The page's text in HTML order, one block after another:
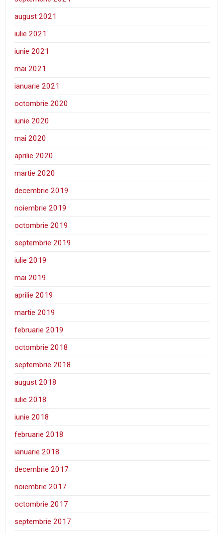
august 2021
iulie 2021
iunie 2021
mai 2021
ianuarie 2021
octombrie 2020
iunie 2020
mai 2020
aprilie 2020
martie 2020
decembrie 2019
noiembrie 2019
octombrie 2019
septembrie 2019
iulie 2019
mai 2019
aprilie 2019
martie 2019
februarie 2019
octombrie 2018
septembrie 2018
august 2018
iulie 2018
iunie 2018
februarie 2018
ianuarie 2018
decembrie 2017
noiembrie 2017
octombrie 2017
septembrie 2017